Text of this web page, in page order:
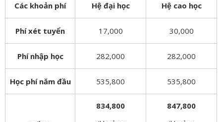
Các khoản phí Hệ đại học Hệ cao học
Phí xét tuyển 17,000 30,000
Phí nhập học 282,000 282,000
Học phí năm đầu 535,800 535,800
834,800
847,800